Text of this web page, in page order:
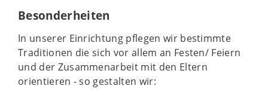
Besonderheiten
In unserer Einrichtung pflegen wir bestimmte
Traditionen die sich vor allem an Festen/ Feiern
und der Zusammenarbeit mit den Eltern
orientieren - so gestalten wir: